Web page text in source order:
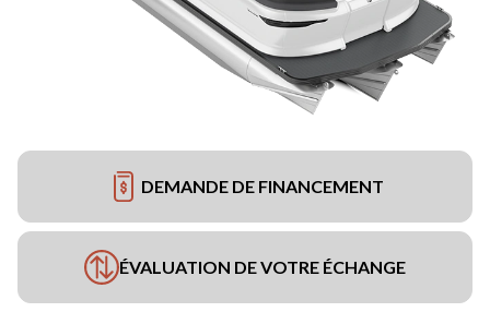
DEMANDE DE FINANCEMENT
ÉVALUATION DE VOTRE ÉCHANGE